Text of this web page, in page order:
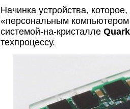
Начинка устройства,
«персональным
системой-на-кристалле Quark
техпроцессу.